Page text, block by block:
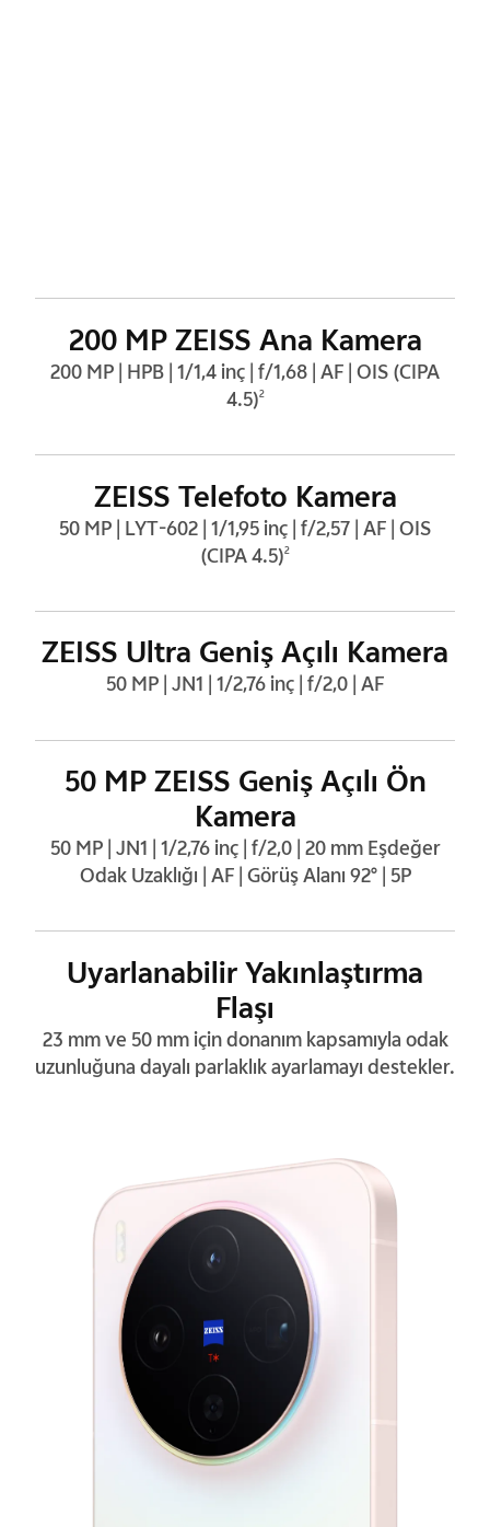
200 MP ZEISS Ana Kamera
200 MP | HPB | 1/1,4 inç | f/1,68 | AF | OIS (CIPA
4.5)2
ZEISS Telefoto Kamera
50 MP | LYT-602 | 1/1,95 inç | f/2,57 | AF | OIS
(CIPA 4.5)2
ZEISS Ultra Geniş Açılı Kamera
50 MP | JN1 | 1/2,76 inç | f/2,0 | AF
Uyarlanabilir Yakınlaştırma
Flaşı
23 mm ve 50 mm için donanım kapsamıyla odak
uzunluğuna dayalı parlaklık ayarlamayı destekler.
50 MP ZEISS Geniş Açılı Ön
Kamera
50 MP | JN1 | 1/2,76 inç | f/2,0 | 20 mm Eşdeğer
Odak Uzaklığı | AF | Görüş Alanı 92° | 5P